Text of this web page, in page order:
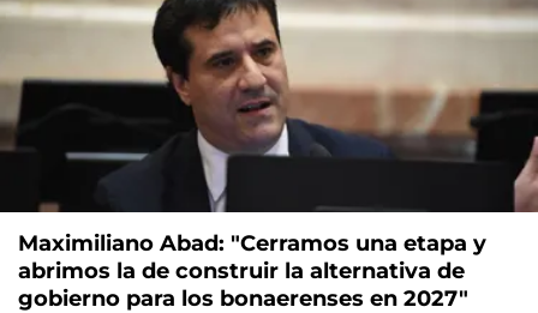
Maximiliano Abad: "Cerramos una etapa y
abrimos la de construir la alternativa de
gobierno para los bonaerenses en 2027"